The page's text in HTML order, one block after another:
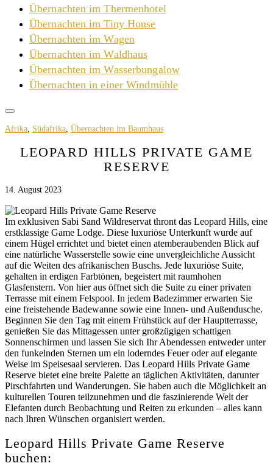
Übernachten im Thermenhotel
Übernachten im Tiny House
Übernachten im Wagen
Übernachten im Waldhaus
Übernachten im Wasserbungalow
Übernachten in einer Windmühle
Afrika, Südafrika, Übernachten im Baumhaus
LEOPARD HILLS PRIVATE GAME
RESERVE
14. August 2023
Im exklusiven Sabi Sand Wildreservat thront das Leopard Hills, eine
erstklassige Game Lodge. Diese luxuriöse Unterkunft wurde auf
einem Hügel errichtet und bietet einen atemberaubenden Blick auf
eine natürliche Wasserstelle sowie eine unvergleichliche Aussicht
auf die Weiten des afrikanischen Buschs. Jede luxuriöse Suite,
gehalten in erdigen Farbtönen, begeistert mit raumhohen
Glasfenstern. Von hier aus öffnet sich die Suite zu einer privaten
Terrasse mit einem Felspool. In jedem Badezimmer erwarten Sie
eine freistehende Badewanne sowie eine Innen- und Außendusche.
Beginnen Sie den Tag mit einem Frühstück auf der Hauptterrasse,
genießen Sie das Mittagessen unter großzügigen schattigen
Sonnenschirmen und lassen Sie sich Ihr Abendessen entweder unter
den funkelnden Sternen um ein loderndes Feuer oder auf elegante
Weise im Speisesaal servieren. Das Leopard Hills Private Game
Reserve bietet eine breite Palette an täglichen Aktivitäten, darunter
Pirschfahrten und Wanderungen. Sie haben auch die Möglichkeit an
kulturellen Touren teilzunehmen und die faszinierende Welt der
Elefanten durch Beobachtung und Reiten zu erkunden – alles kann
nach Ihren Wünschen organisiert werden.
Leopard Hills Private Game Reserve
buchen: